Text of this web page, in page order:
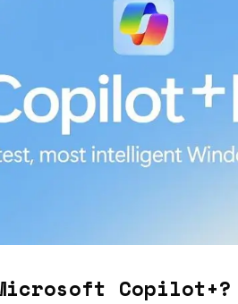
Copilot+?